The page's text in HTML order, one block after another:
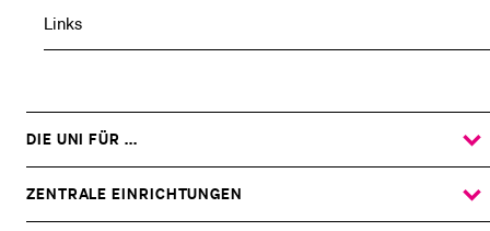
Links
DIE UNI FÜR ...
ZEIGE
DAS
UNTERMENÜ
ZENTRALE EINRICHTUNGEN
ZEIGE
DAS